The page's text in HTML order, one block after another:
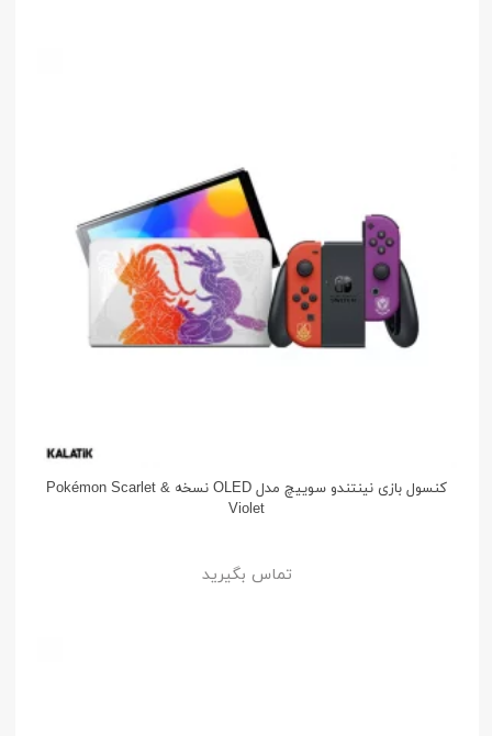
کنسول بازی نینتندو سوییچ مدل OLED نسخه Pokémon Scarlet &
Violet
تماس بگیرید